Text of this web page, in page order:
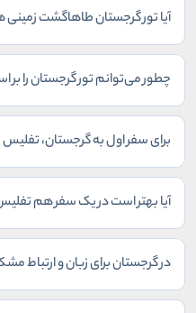
آیا تور گرجستان طاهاگشت
چطور می‌توانم تور گرجستان را
برای سفر اول به گرجستان، تفلیس
آیا بهتر است در یک سفر هم
در گرجستان برای زبان و ارتباط